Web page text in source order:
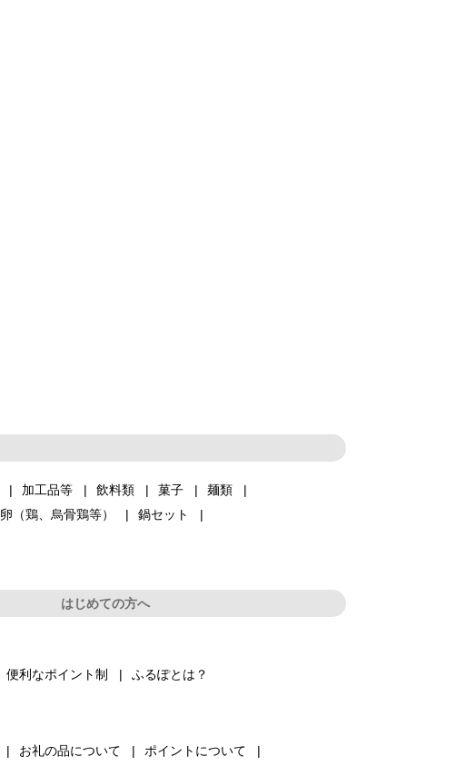
加工品等 飲料類 菓子
麺類
卵（鶏、烏骨鶏等）
鍋セット
はじめての方へ
便利なポイント制 ふるぽとは？
お礼の品について ポイントについて